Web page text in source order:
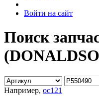
Войти на сайт
Поиск
Например, oc121